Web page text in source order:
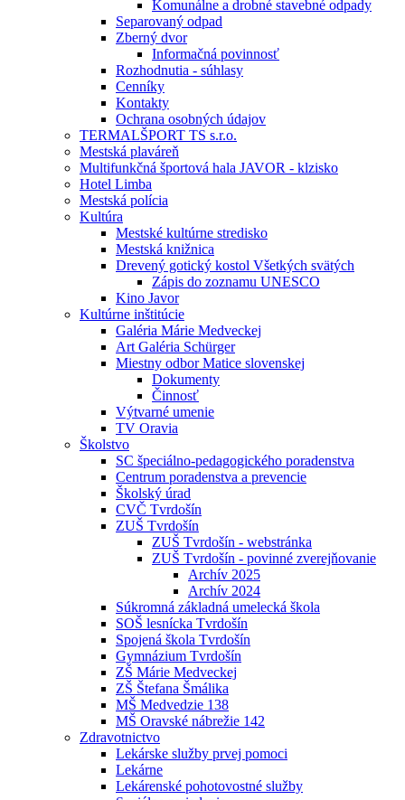
Komunálne a drobné stavebné odpady
Separovaný odpad
Zberný dvor
Informačná povinnosť
Rozhodnutia - súhlasy
Cenníky
Kontakty
Ochrana osobných údajov
TERMALŠPORT TS s.r.o.
Mestská plaváreň
Multifunkčná športová hala JAVOR - klzisko
Hotel Limba
Mestská polícia
Kultúra
Mestské kultúrne stredisko
Mestská knižnica
Drevený gotický kostol Všetkých svätých
Zápis do zoznamu UNESCO
Kino Javor
Kultúrne inštitúcie
Galéria Márie Medveckej
Art Galéria Schürger
Miestny odbor Matice slovenskej
Dokumenty
Činnosť
Výtvarné umenie
TV Oravia
Školstvo
SC špeciálno-pedagogického poradenstva
Centrum poradenstva a prevencie
Školský úrad
CVČ Tvrdošín
ZUŠ Tvrdošín
ZUŠ Tvrdošín - webstránka
ZUŠ Tvrdošín - povinné zverejňovanie
Archív 2025
Archív 2024
Súkromná základná umelecká škola
SOŠ lesnícka Tvrdošín
Spojená škola Tvrdošín
Gymnázium Tvrdošín
ZŠ Márie Medveckej
ZŠ Štefana Šmálika
MŠ Medvedzie 138
MŠ Oravské nábrežie 142
Zdravotnictvo
Lekárske služby prvej pomoci
Lekárne
Lekárenské pohotovostné služby